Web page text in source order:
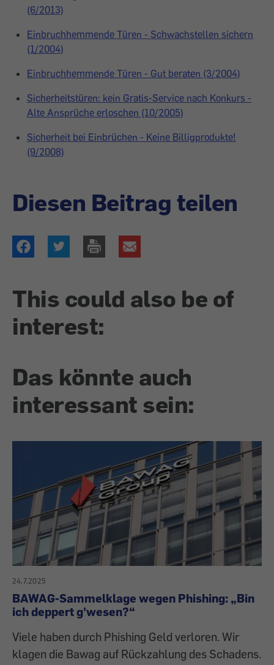
(6/2013)
Einbruchhemmende Türen - Schwachstellen sichern
(1/2004)
Einbruchhemmende Türen - Gut beraten (3/2004)
Sicherheitstüren: kein Gratis-Service nach Konkurs -
Alte Ansprüche erloschen (10/2005)
Sicherheit bei Einbrüchen - Keine Billigprodukte!
(9/2008)
Diesen Beitrag teilen
This could also be of
interest:
Das könnte auch
interessant sein:
24.7.2025
BAWAG-Sammelklage wegen Phishing: „Bin
ich deppert g'wesen?“
Viele haben durch Phishing Geld verloren. Wir
klagen die Bawag auf Rückzahlung des Schadens.